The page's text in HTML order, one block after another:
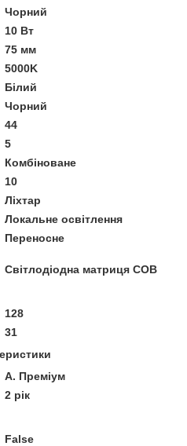
Чорний
10 Вт
75 мм
5000K
Білий
Чорний
44
5
Комбіноване
10
Ліхтар
Локальне освітлення
Переносне
Світлодіодна матриця COB
128
31
A. Преміум
2 рік
False